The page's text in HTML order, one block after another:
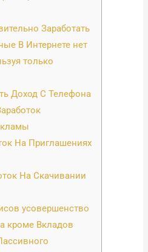
Заработать
В Интернете нет
только
Доход С Телефона
На Приглашениях
На Скачивании
усовершенство
кроме Вкладов